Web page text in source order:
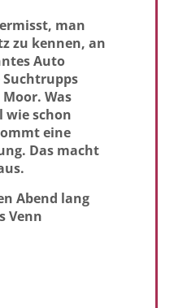
man
zu kennen, an
Auto
Suchtrupps
Was
schon
eine
Das macht
Abend lang
Venn